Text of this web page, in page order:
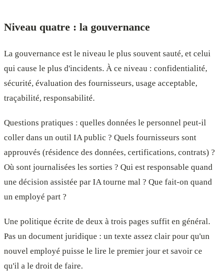
Niveau quatre : la gouvernance
La gouvernance est le niveau le plus souvent sauté, et celui
qui cause le plus d'incidents. À ce niveau : confidentialité,
sécurité, évaluation des fournisseurs, usage acceptable,
traçabilité, responsabilité.
Questions pratiques : quelles données le personnel peut-il
coller dans un outil IA public ? Quels fournisseurs sont
approuvés (résidence des données, certifications, contrats) ?
Où sont journalisées les sorties ? Qui est responsable quand
une décision assistée par IA tourne mal ? Que fait-on quand
un employé part ?
Une politique écrite de deux à trois pages suffit en général.
Pas un document juridique : un texte assez clair pour qu'un
nouvel employé puisse le lire le premier jour et savoir ce
qu'il a le droit de faire.